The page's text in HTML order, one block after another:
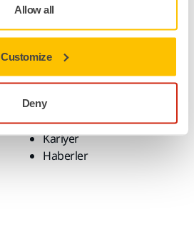
Allow all
Customize
Deny
Firma
Hakkımızda
Kariyer
Haberler